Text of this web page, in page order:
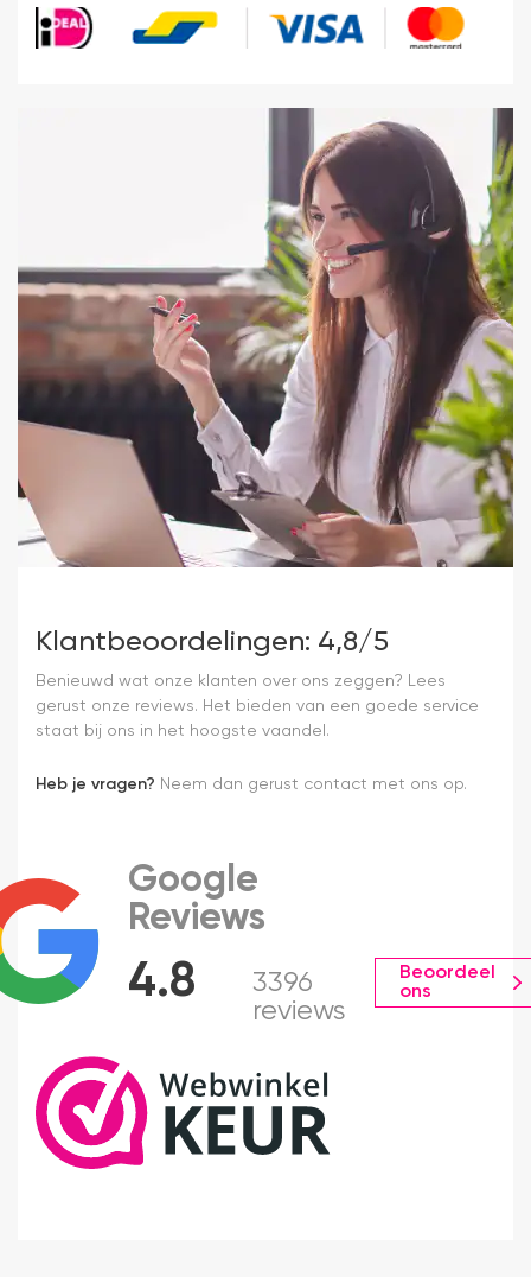
Klantbeoordelingen: 4,8/5
Benieuwd wat onze klanten over ons zeggen? Lees
gerust onze reviews. Het bieden van een goede service
staat bij ons in het hoogste vaandel.
Heb je vragen? Neem dan gerust contact met ons op.
4.8
Google
Reviews
3396
reviews
Beoordeel
ons